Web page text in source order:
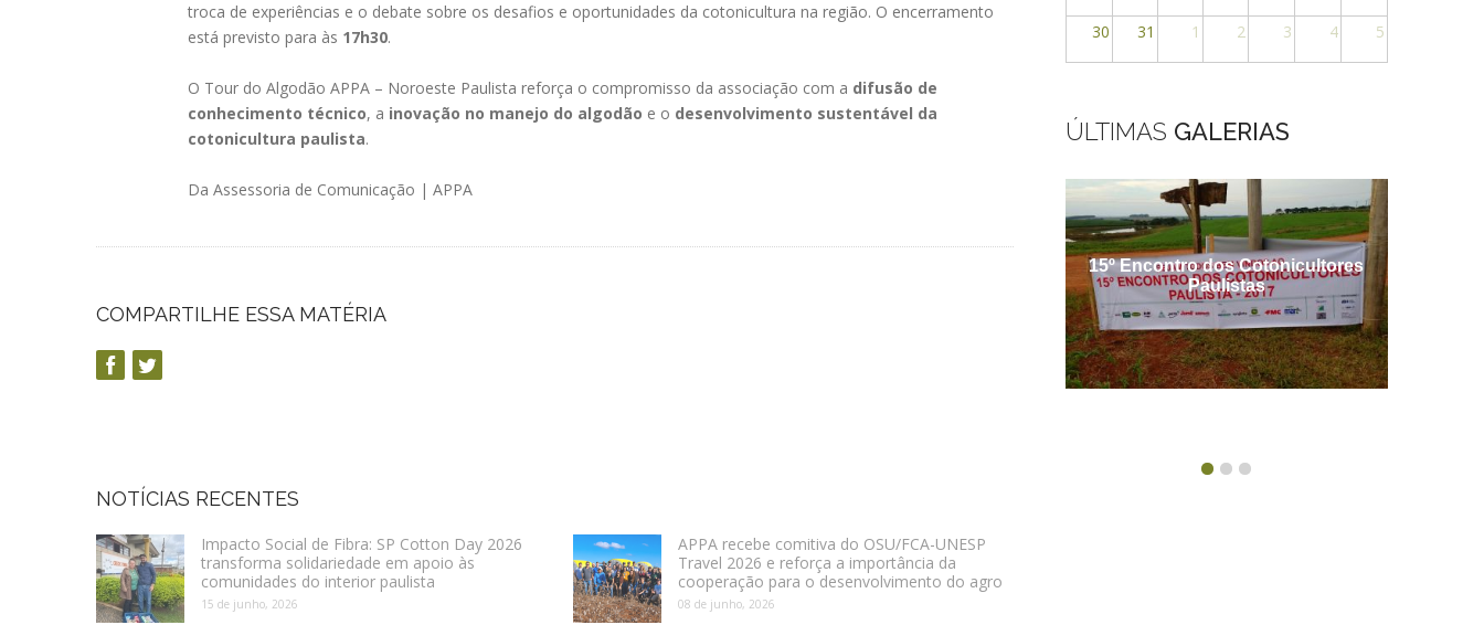
troca de experiências e o debate sobre os desafios e oportunidades da cotonicultura na região. O encerramento
está previsto para às 17h30.
O Tour do Algodão APPA – Noroeste Paulista reforça o compromisso da associação com a difusão de
conhecimento técnico, a inovação no manejo do algodão e o desenvolvimento sustentável da
cotonicultura paulista.
Da Assessoria de Comunicação | APPA
COMPARTILHE ESSA MATÉRIA
NOTÍCIAS RECENTES
Impacto Social de Fibra: SP Cotton Day 2026
transforma solidariedade em apoio às
comunidades do interior paulista
15 de junho, 2026
APPA recebe comitiva do OSU/FCA-UNESP
Travel 2026 e reforça a importância da
cooperação para o desenvolvimento do agro
08 de junho, 2026
30 31 1 2 3 4 5
ÚLTIMAS GALERIAS
15º Encontro dos Cotonicultores
Paulistas